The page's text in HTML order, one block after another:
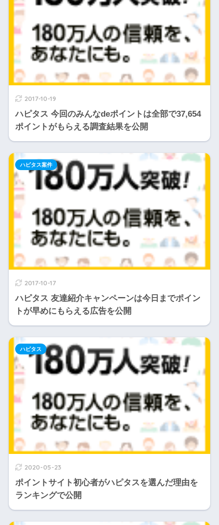
2017-10-19
ハピタス 今回のみんなdeポイントは全部で37,654
ポイントがもらえる調査結果を公開
2017-10-17
ハピタス 友達紹介キャンペーンは今日までポイン
トが早めにもらえる広告を公開
ハピタス案件
2020-05-23
ポイントサイト初心者がハピタスを選んだ理由を
ランキングで公開
ハピタス